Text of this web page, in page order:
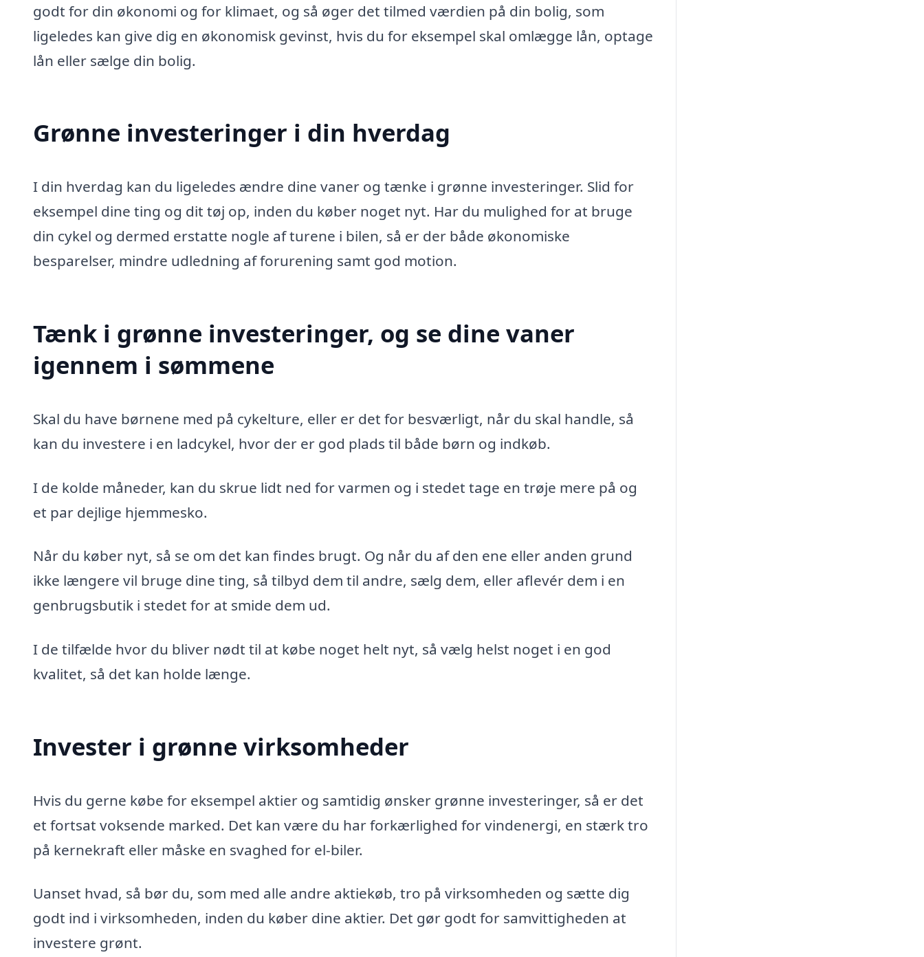
godt for din økonomi og for klimaet, og så øger det tilmed værdien på din bolig, som
ligeledes kan give dig en økonomisk gevinst, hvis du for eksempel skal omlægge lån, optage
lån eller sælge din bolig.
Grønne investeringer i din hverdag
I din hverdag kan du ligeledes ændre dine vaner og tænke i grønne investeringer. Slid for
eksempel dine ting og dit tøj op, inden du køber noget nyt. Har du mulighed for at bruge
din cykel og dermed erstatte nogle af turene i bilen, så er der både økonomiske
besparelser, mindre udledning af forurening samt god motion.
Tænk i grønne investeringer, og se dine vaner
igennem i sømmene
Skal du have børnene med på cykelture, eller er det for besværligt, når du skal handle, så
kan du investere i en ladcykel, hvor der er god plads til både børn og indkøb.
I de kolde måneder, kan du skrue lidt ned for varmen og i stedet tage en trøje mere på og
et par dejlige hjemmesko.
Når du køber nyt, så se om det kan findes brugt. Og når du af den ene eller anden grund
ikke længere vil bruge dine ting, så tilbyd dem til andre, sælg dem, eller aflevér dem i en
genbrugsbutik i stedet for at smide dem ud.
I de tilfælde hvor du bliver nødt til at købe noget helt nyt, så vælg helst noget i en god
kvalitet, så det kan holde længe.
Invester i grønne virksomheder
Hvis du gerne købe for eksempel aktier og samtidig ønsker grønne investeringer, så er det
et fortsat voksende marked. Det kan være du har forkærlighed for vindenergi, en stærk tro
på kernekraft eller måske en svaghed for el-biler.
Uanset hvad, så bør du, som med alle andre aktiekøb, tro på virksomheden og sætte dig
godt ind i virksomheden, inden du køber dine aktier. Det gør godt for samvittigheden at
investere grønt.